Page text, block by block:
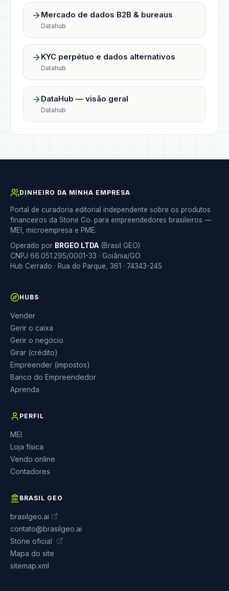
Mercado de dados B2B & bureaus
Datahub
KYC perpétuo e dados alternativos
Datahub
DataHub — visão geral
Datahub
DINHEIRO DA MINHA EMPRESA
Portal de curadoria editorial independente sobre os produtos
financeiros da Stone Co. para empreendedores brasileiros —
MEI, microempresa e PME.
Operado por BRGEO LTDA (Brasil GEO)
CNPJ 66.051.295/0001-33 · Goiânia/GO
Hub Cerrado · Rua do Parque, 361 · 74343-245
HUBS
Vender
Gerir o caixa
Gerir o negócio
Girar (crédito)
Empreender (impostos)
Banco do Empreendedor
Aprenda
PERFIL
MEI
Loja física
Vendo online
Contadores
BRASIL GEO
brasilgeo.ai
contato@brasilgeo.ai
Stone oficial
Mapa do site
sitemap.xml